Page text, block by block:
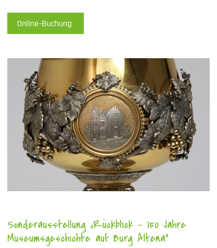
Online-Buchung
Sonderausstellung „Rückblick – 150 Jahre
Museumsgeschichte auf Burg Altena“